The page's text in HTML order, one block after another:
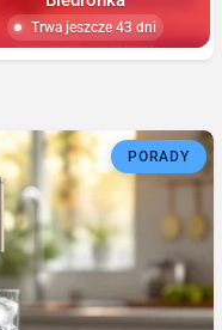
Trwa jeszcze 43 dni
PORADY